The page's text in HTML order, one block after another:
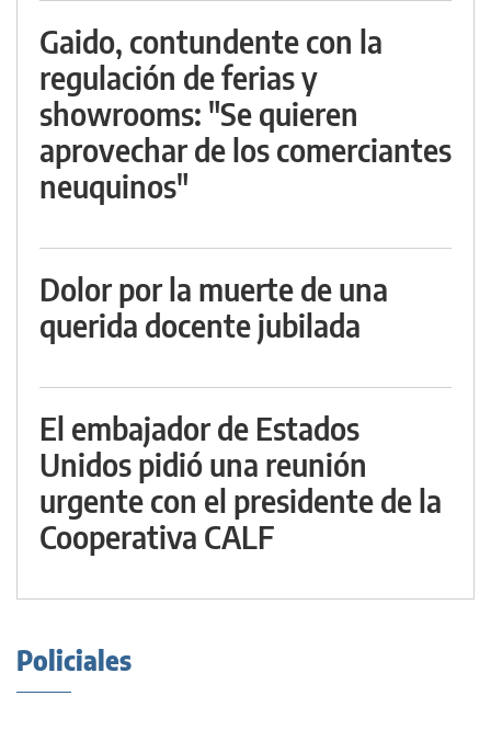
Gaido, contundente con la
regulación de ferias y
showrooms: "Se quieren
aprovechar de los comerciantes
neuquinos"
Dolor por la muerte de una
querida docente jubilada
El embajador de Estados
Unidos pidió una reunión
urgente con el presidente de la
Cooperativa CALF
Policiales